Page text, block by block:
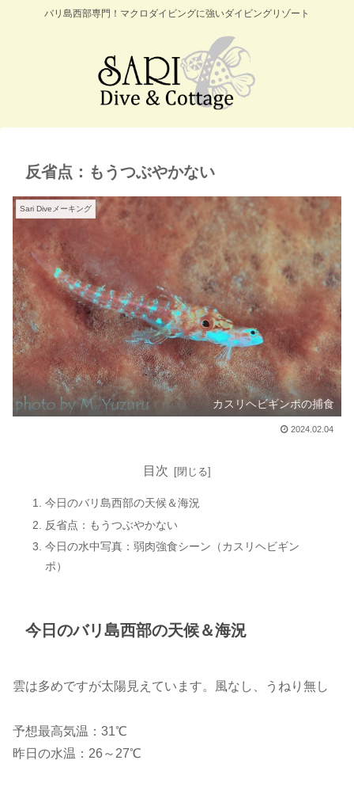
バリ島西部専門！マクロダイビングに強いダイビングリゾート
反省点：もうつぶやかない
Sari Diveメーキング
カスリヘビギンポの捕食
2024.02.04
目次
今日のバリ島西部の天候＆海況
反省点：もうつぶやかない
今日の水中写真：弱肉強食シーン（カスリヘビギン
ポ）
今日のバリ島西部の天候＆海況
雲は多めですが太陽見えています。風なし、うねり無し
予想最高気温：31℃
昨日の水温：26～27℃